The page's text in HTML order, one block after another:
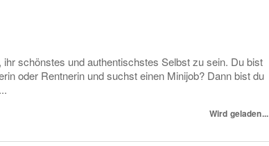
schönstes und authentischstes Selbst zu sein. Du bist
oder Rentnerin und suchst einen Minijob? Dann bist du
Wird geladen...